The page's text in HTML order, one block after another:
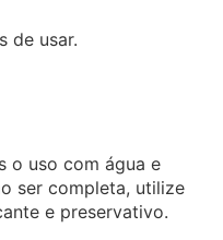
de usar.
o uso com água e
ser completa, utilize
e preservativo.